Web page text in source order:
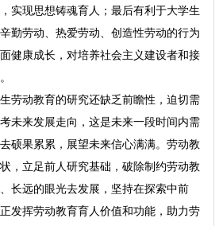
实现思想铸魂育人；最后有利于大学生
勤劳动、热爱劳动、创造性劳动的行为
健康成长，对培养社会主义建设者和接
劳动教育的研究还缺乏前瞻性，迫切需
未来发展走向，这是未来一段时间内需
硕果累累，展望未来信心满满。劳动教
，立足前人研究基础，破除制约劳动教
长远的眼光去发展，坚持在探索中前
发挥劳动教育育人价值和功能，助力劳